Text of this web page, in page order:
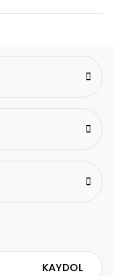
KAYDOL